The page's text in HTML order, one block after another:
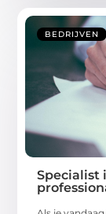
BEDRIJVEN
Specialist